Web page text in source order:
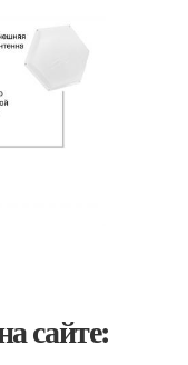
сайте: